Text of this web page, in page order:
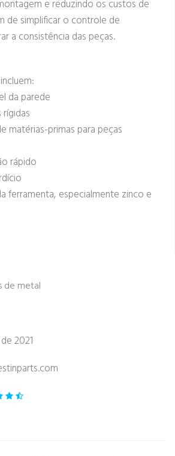
e reduzindo os custos de
de simplificar o controle de
a consistência das peças.
da parede
rígidas
matérias-primas para peças
rápido
ferramenta, especialmente zinco e
de metal
2021